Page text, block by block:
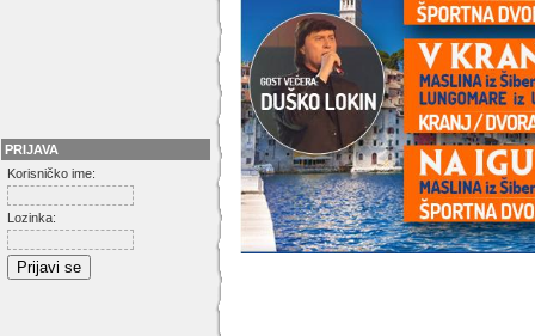
PRIJAVA
Korisničko ime:
Lozinka: